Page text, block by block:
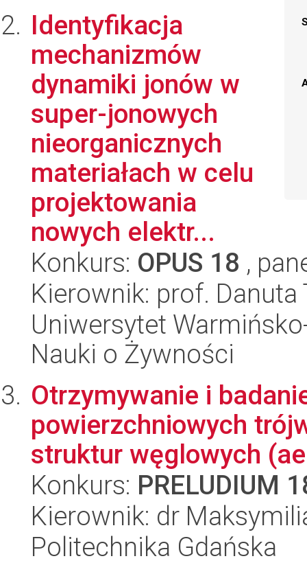
Identyfikacja
mechanizmów
dynamiki jonów w
super-jonowych
nieorganicznych
materiałach w celu
projektowania
nowych elektr...
Konkurs: OPUS 18 ,
Kierownik: prof. Danuta
Uniwersytet
Nauki o Żywności
Otrzymywanie i
powierzchniowych
struktur węglowych
Konkurs: PRELUDIUM
Kierownik: dr
Politechnika Gdańska